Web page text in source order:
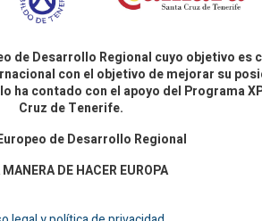
de Desarrollo Regional cuyo objetivo
con el objetivo de mejorar su
contado con el apoyo del Programa
Cruz de Tenerife.
de Desarrollo Regional
DE HACER EUROPA